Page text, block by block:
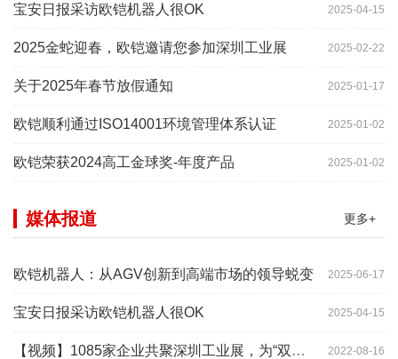
2025-04-15
宝安日报采访欧铠机器人很OK
2025-02-22
2025金蛇迎春，欧铠邀请您参加深圳工业展
2025-01-17
关于2025年春节放假通知
2025-01-02
欧铠顺利通过ISO14001环境管理体系认证
2025-01-02
欧铠荣获2024高工金球奖-年度产品
更多+
媒体报道
2025-06-17
欧铠机器人：从AGV创新到高端市场的领导蜕变
2025-04-15
宝安日报采访欧铠机器人很OK
2022-08-16
【视频】1085家企业共聚深圳工业展，为“双链”畅通堵点、卡点